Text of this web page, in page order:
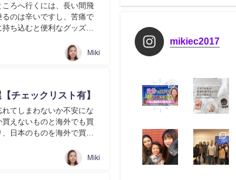
ろへ行くには、長い間飛
のは辛いですし、苦痛で
ち込むと便利なグッズ」
Miki
チェックリスト有】
てしまわないか不安にな
えないものと海外でも買
日本のものを海外で買お
Miki
mikiec2017